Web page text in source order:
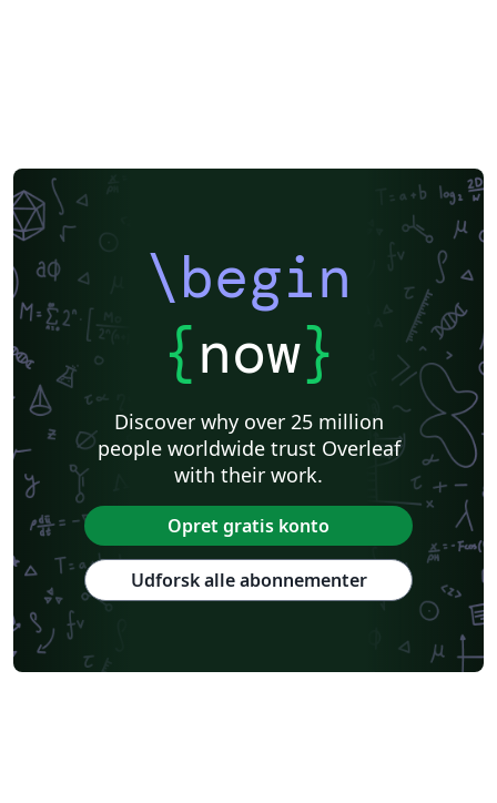
\begin
{now}
Discover why over 25 million
people worldwide trust Overleaf
with their work.
Opret gratis konto
Udforsk alle abonnementer